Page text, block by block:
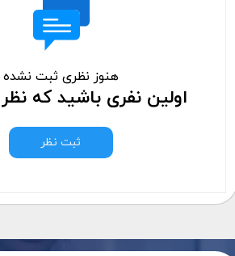
هنوز نظری ثبت نشده
اولین نفری باشید که
ثبت نظر